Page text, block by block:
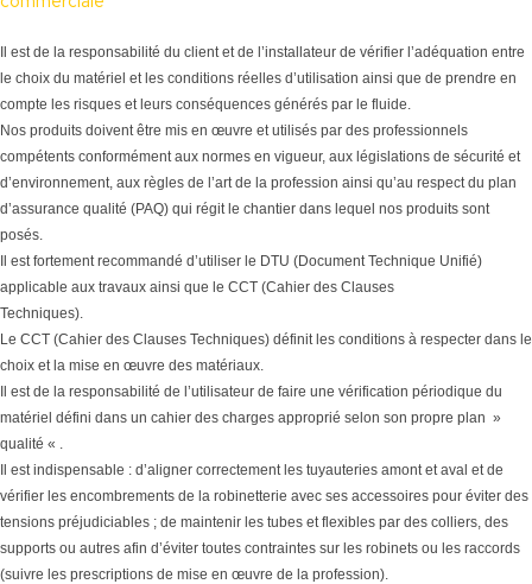
Il est de la responsabilité du client et de l’installateur de vérifier l’adéquation entre
le choix du matériel et les conditions réelles d’utilisation ainsi que de prendre en
compte les risques et leurs conséquences générés par le fluide.
Nos produits doivent être mis en œuvre et utilisés par des professionnels
compétents conformément aux normes en vigueur, aux législations de sécurité et
d’environnement, aux règles de l’art de la profession ainsi qu’au respect du plan
d’assurance qualité (PAQ) qui régit le chantier dans lequel nos produits sont
posés.
Il est fortement recommandé d’utiliser le DTU (Document Technique Unifié)
applicable aux travaux ainsi que le CCT (Cahier des Clauses
Techniques).
Le CCT (Cahier des Clauses Techniques) définit les conditions à respecter dans le
choix et la mise en œuvre des matériaux.
Il est de la responsabilité de l’utilisateur de faire une vérification périodique du
matériel défini dans un cahier des charges approprié selon son propre plan »
qualité « .
Il est indispensable : d’aligner correctement les tuyauteries amont et aval et de
vérifier les encombrements de la robinetterie avec ses accessoires pour éviter des
tensions préjudiciables ; de maintenir les tubes et flexibles par des colliers, des
supports ou autres afin d’éviter toutes contraintes sur les robinets ou les raccords
(suivre les prescriptions de mise en œuvre de la profession).